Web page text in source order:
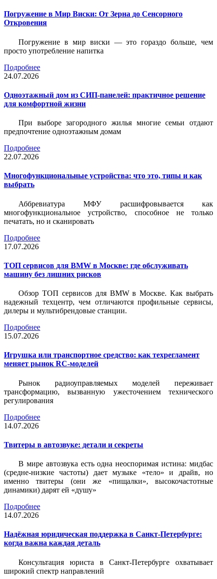
Погружение в Мир Виски: От Зерна до Сенсорного
Откровения
Погружение в мир виски — это гораздо больше, чем
просто употребление напитка
Подробнее
24.07.2026
Одноэтажный дом из СИП-панелей: практичное решение
для комфортной жизни
При выборе загородного жилья многие семьи отдают
предпочтение одноэтажным домам
Подробнее
22.07.2026
Многофункциональные устройства: что это, типы и как
выбрать
Аббревиатура МФУ расшифровывается как
многофункциональное устройство, способное не только
печатать, но и сканировать
Подробнее
17.07.2026
ТОП сервисов для BMW в Москве: где обслуживать
машину без лишних рисков
Обзор ТОП сервисов для BMW в Москве. Как выбрать
надежный техцентр, чем отличаются профильные сервисы,
дилеры и мультибрендовые станции.
Подробнее
15.07.2026
Игрушка или транспортное средство: как техрегламент
меняет рынок RC-моделей
Рынок радиоуправляемых моделей переживает
трансформацию, вызванную ужесточением технического
регулирования
Подробнее
14.07.2026
Твитеры в автозвуке: детали и секреты
В мире автозвука есть одна неоспоримая истина: мидбас
(средне-низкие частоты) дает музыке «тело» и драйв, но
именно твитеры (они же «пищалки», высокочастотные
динамики) дарят ей «душу»
Подробнее
14.07.2026
Надёжная юридическая поддержка в Санкт-Петербурге:
когда важна каждая деталь
Консультация юриста в Санкт-Петербурге охватывает
широкий спектр направлений